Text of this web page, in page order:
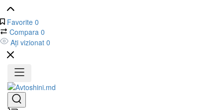
Favorite 0
Compara 0
Ați vizionat 0